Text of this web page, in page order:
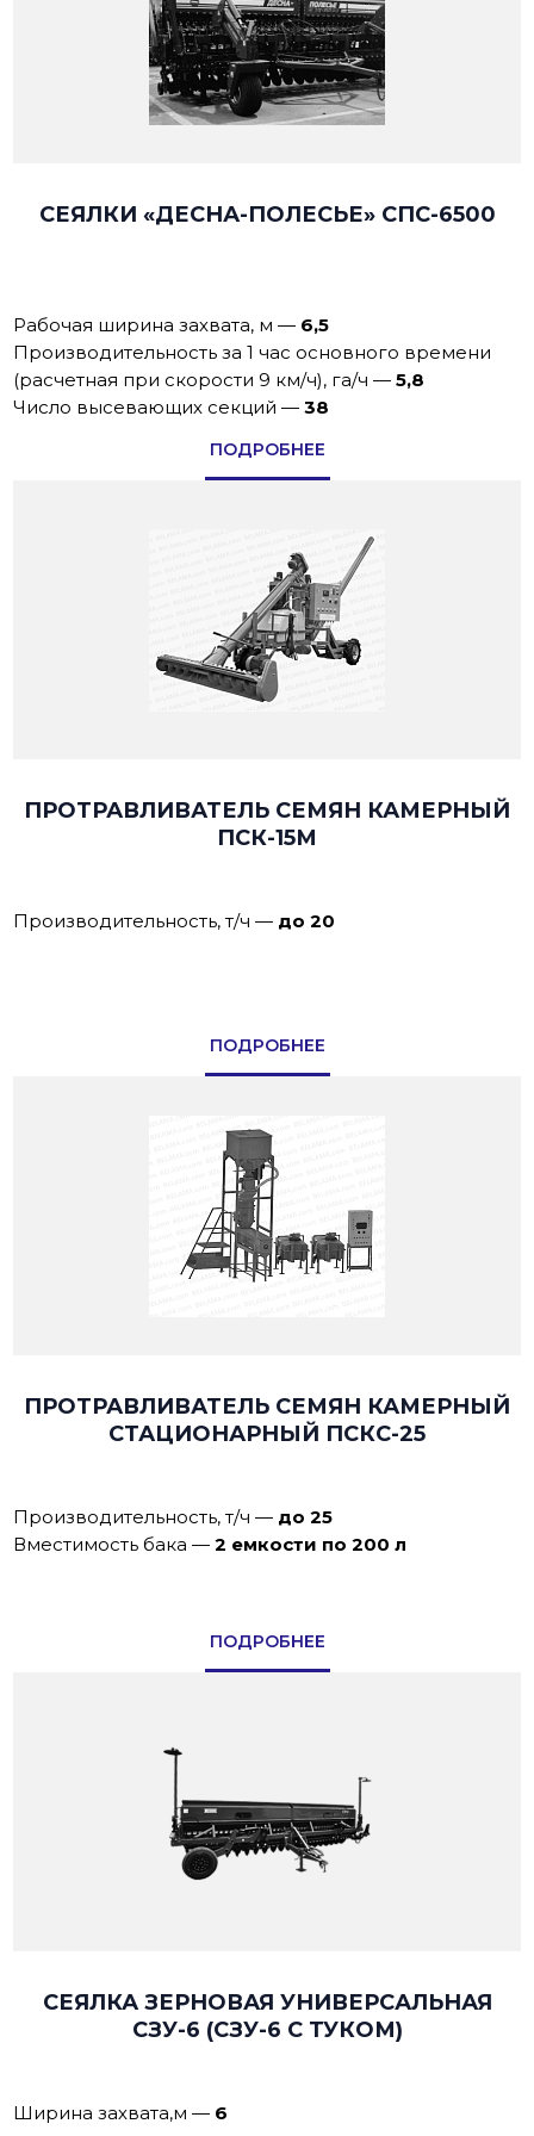
СЕЯЛКИ «ДЕСНА-ПОЛЕСЬЕ» СПС-6500
Рабочая ширина захвата, м — 6,5
Производительность за 1 час основного времени
(расчетная при скорости 9 км/ч), га/ч —5,8
Число высевающих секций —38
ПОДРОБНЕЕ
ПРОТРАВЛИВАТЕЛЬ СЕМЯН КАМЕРНЫЙ
ПСК-15М
Производительность, т/ч — до 20
ПОДРОБНЕЕ
ПРОТРАВЛИВАТЕЛЬ СЕМЯН КАМЕРНЫЙ
СТАЦИОНАРНЫЙ ПСКС-25
Производительность, т/ч — до 25
Вместимость бака —2 емкости по 200 л
ПОДРОБНЕЕ
СЕЯЛКА ЗЕРНОВАЯ УНИВЕРСАЛЬНАЯ
СЗУ-6 (СЗУ-6 С ТУКОМ)
Ширина захвата,м — 6